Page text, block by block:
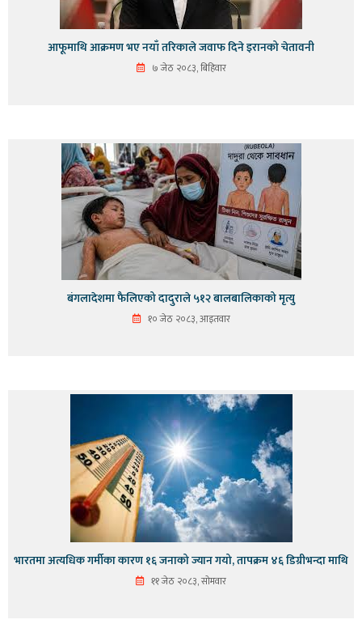
आफूमाथि आक्रमण भए नयाँ तरिकाले जवाफ दिने इरानको चेतावनी
७ जेठ २०८३, बिहिवार
बंगलादेशमा फैलिएको दादुराले ५१२ बालबालिकाको मृत्यु
१० जेठ २०८३, आइतवार
भारतमा अत्यधिक गर्मीका कारण १६ जनाको ज्यान गयो, तापक्रम ४६ डिग्रीभन्दा माथि
११ जेठ २०८३, सोमवार